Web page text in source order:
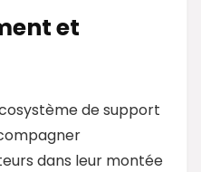
et
de support
dans leur montée